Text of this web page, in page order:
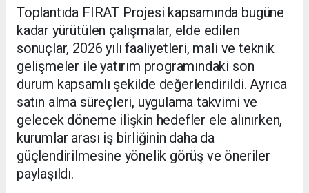
Toplantıda FIRAT Projesi kapsamında bugüne
kadar yürütülen çalışmalar, elde edilen
sonuçlar, 2026 yılı faaliyetleri, mali ve teknik
gelişmeler ile yatırım programındaki son
durum kapsamlı şekilde değerlendirildi. Ayrıca
satın alma süreçleri, uygulama takvimi ve
gelecek döneme ilişkin hedefler ele alınırken,
kurumlar arası iş birliğinin daha da
güçlendirilmesine yönelik görüş ve öneriler
paylaşıldı.